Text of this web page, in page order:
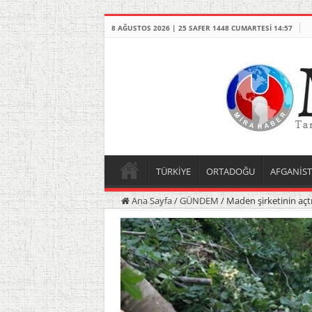
8 AĞUSTOS 2026 | 25 SAFER 1448 CUMARTESI 14:57
TÜRKİYE ORTADOĞU
Ana Sayfa/GÜNDEM /Maden şirketinin